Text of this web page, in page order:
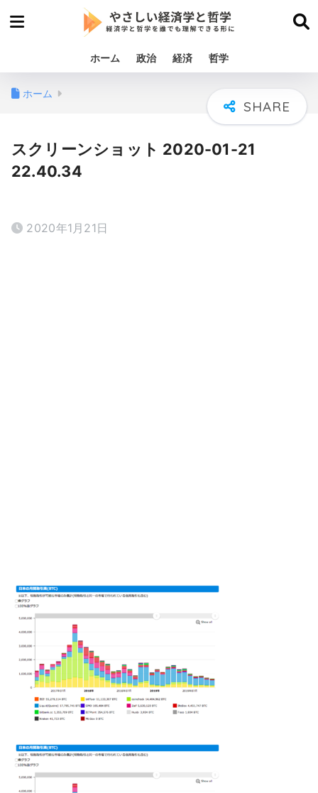
ホーム 政治 経済 哲学
ホーム
スクリーンショット 2020-01-21
22.40.34
2020年1月21日